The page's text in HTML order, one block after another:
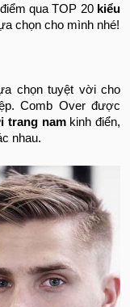
qua TOP 20 kiểu
chọn cho mình nhé!
chọn tuyệt vời cho
Comb Over được
trang namkinh điển,
nhau.